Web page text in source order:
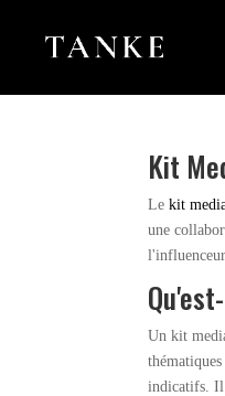
Kit
Lekit
une
Un kit
indicatifs. Il